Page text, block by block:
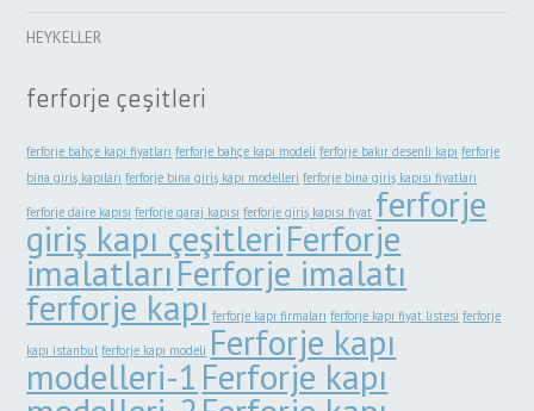
HEYKELLER
ferforje çeşitleri
ferforje bahçe kapı fiyatları ferforje bahçe kapı modeli ferforje bakır desenli kapı ferforje
bina giriş kapıları ferforje bina giriş kapı modelleri ferforje bina giriş kapısı fiyatları
ferforje daire kapısı ferforje garaj kapısı ferforje giriş kapısı fiyat ferforje
giriş kapı çeşitleriFerforje
imalatlarıFerforje imalatı
ferforje kapı ferforje kapı firmaları ferforje kapı fiyat listesi ferforje
kapı istanbul ferforje kapı modeli Ferforje kapı
modelleri-1 Ferforje kapı